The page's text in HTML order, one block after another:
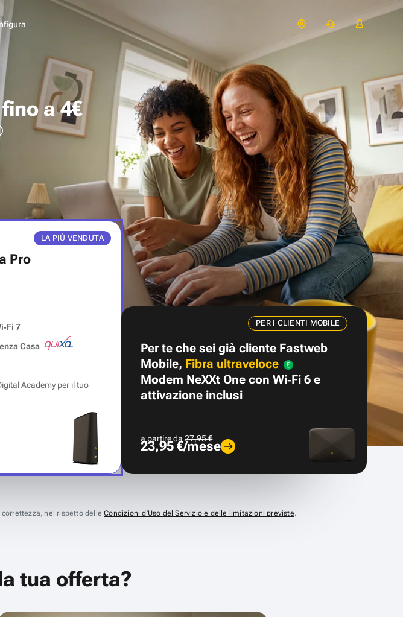
a 4€
LA PIÙ VENDUTA
Pro
7
Casa
Academy per il tuo
PER I CLIENTI MOBILE
Per te che sei già cliente Fastweb
Mobile, Fibra ultraveloce
Modem NeXXt One con Wi‑Fi 6 e
attivazione inclusi
a partire da27,95 €
23,95 €/mese
correttezza, nel rispetto delleCondizioni d’Uso del Servizio e delle limitazioni previste.
tua offerta?